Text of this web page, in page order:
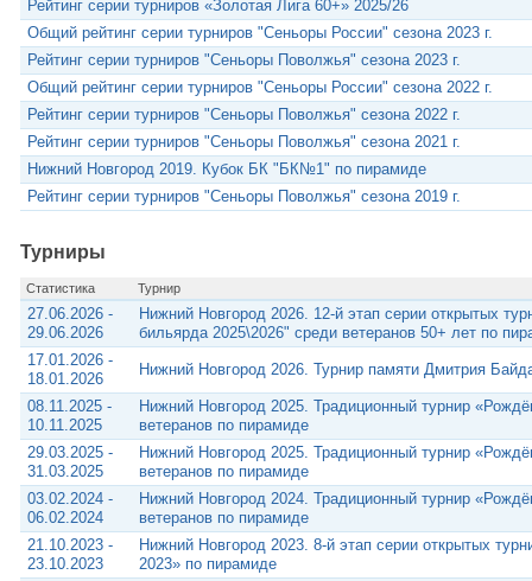
Рейтинг серии турниров «Золотая Лига 60+» 2025/26
Общий рейтинг серии турниров "Сеньоры России" сезона 2023 г.
Рейтинг серии турниров "Сеньоры Поволжья" сезона 2023 г.
Общий рейтинг серии турниров "Сеньоры России" сезона 2022 г.
Рейтинг серии турниров "Сеньоры Поволжья" сезона 2022 г.
Рейтинг серии турниров "Сеньоры Поволжья" сезона 2021 г.
Нижний Новгород 2019. Кубок БК "БК№1" по пирамиде
Рейтинг серии турниров "Сеньоры Поволжья" сезона 2019 г.
Турниры
Статистика Турнир
27.06.2026 -
29.06.2026
Нижний Новгород 2026. 12-й этап серии открытых
бильярда 2025\2026" среди ветеранов 50+ лет по
17.01.2026 -
18.01.2026
Нижний Новгород 2026. Турнир памяти Дмитрия
08.11.2025 -
10.11.2025
Нижний Новгород 2025. Традиционный турнир
ветеранов по пирамиде
29.03.2025 -
31.03.2025
Нижний Новгород 2025. Традиционный турнир
ветеранов по пирамиде
03.02.2024 -
06.02.2024
Нижний Новгород 2024. Традиционный турнир
ветеранов по пирамиде
21.10.2023 -
23.10.2023
Нижний Новгород 2023. 8-й этап серии открытых
2023» по пирамиде